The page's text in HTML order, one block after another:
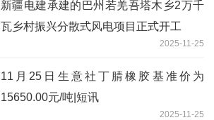
新疆电建承建的巴州若羌吾塔木乡2万千
瓦乡村振兴分散式风电项目正式开工
2025-11-25
11月25日生意社丁腈橡胶基准价为
15650.00元/吨|短讯
2025-11-25